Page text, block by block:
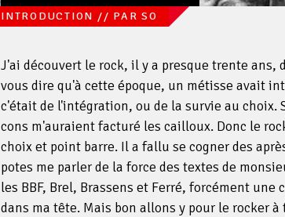
INTRODUCTION // PAR SO
FacebookTwitter
J'ai découvert le rock, il y a presque trente ans,
vous dire qu'à cette époque, un métisse avait
c'était de l'intégration, ou de la survie au choix.
cons m'auraient facturé les cailloux. Donc le
choix et point barre. Il a fallu se cogner des
potes me parler de la force des textes de
les BBF, Brel, Brassens et Ferré, forcément
dans ma tête. Mais bon allons y pour le rocker